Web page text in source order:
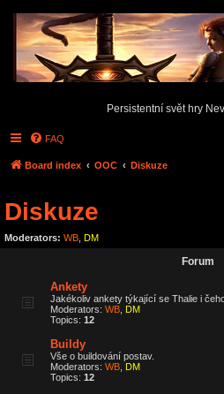
Persistentní svět hry
FAQ
Board index OOC Diskuze
Diskuze
Moderators: WB DM
Forum
Ankety
Jakékoliv ankety týkající se Thalie i
Moderators: WB DM
Topics: 12
Buildy
Vše o buildování postav.
Moderators: WB DM
Topics: 12